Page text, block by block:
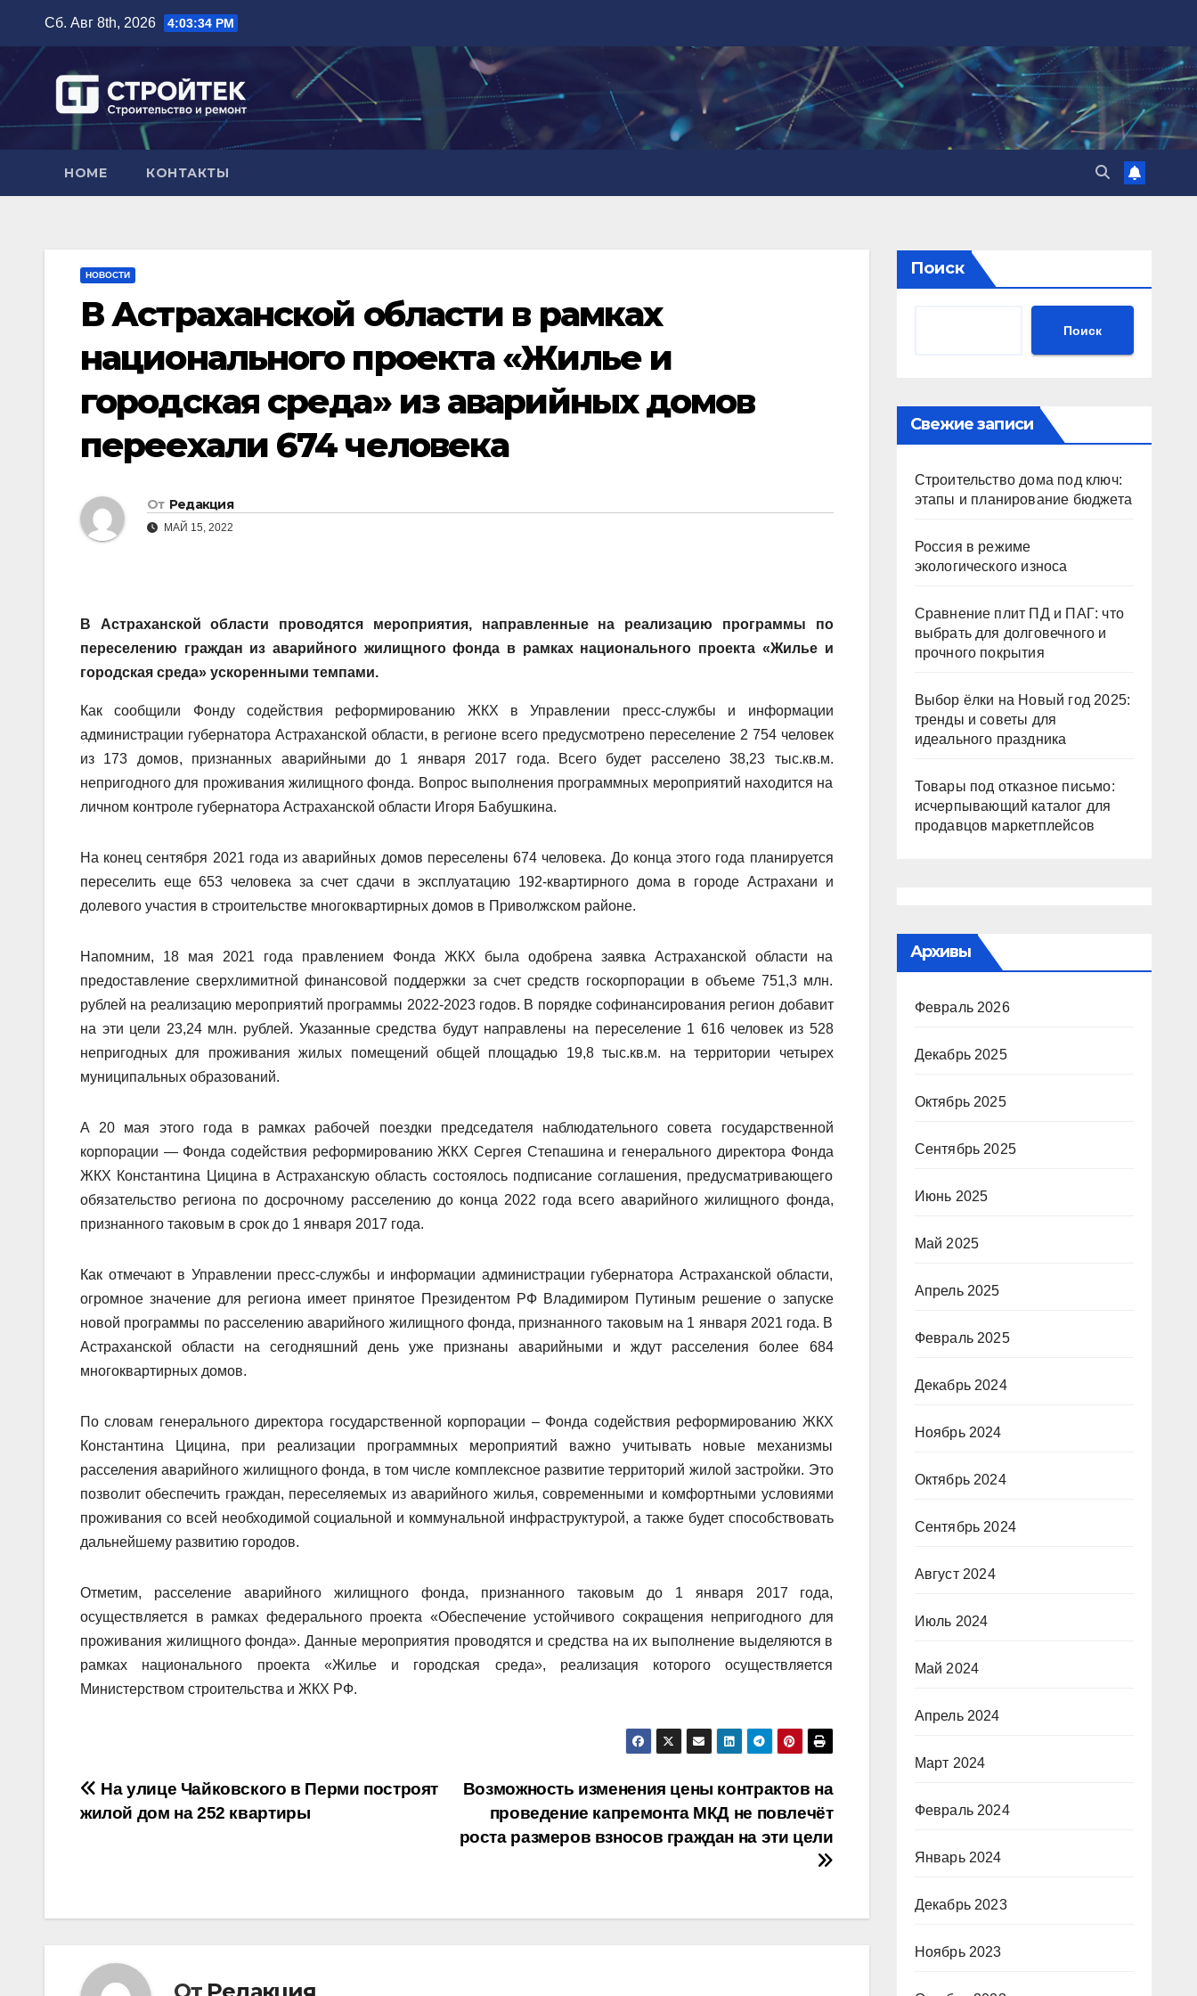
содержимому
Сб. Авг 8th, 2026 4:03:35 PM
HOME КОНТАКТЫ
НОВОСТИ
В Астраханской области в рамках
национального проекта «Жилье и
городская среда» из аварийных домов
переехали 674 человека
От Редакция
МАЙ 15, 2022
В Астраханской области проводятся мероприятия, направленные на реализацию программы по
переселению граждан из аварийного жилищного фонда в рамках национального проекта «Жилье и
городская среда» ускоренными темпами.
Как сообщили Фонду содействия реформированию ЖКХ в Управлении пресс-службы и информации
администрации губернатора Астраханской области, в регионе всего предусмотрено переселение 2 754 человек
из 173 домов, признанных аварийными до 1 января 2017 года. Всего будет расселено 38,23 тыс.кв.м.
непригодного для проживания жилищного фонда. Вопрос выполнения программных мероприятий находится на
личном контроле губернатора Астраханской области Игоря Бабушкина.
На конец сентября 2021 года из аварийных домов переселены 674 человека. До конца этого года планируется
переселить еще 653 человека за счет сдачи в эксплуатацию 192-квартирного дома в городе Астрахани и
долевого участия в строительстве многоквартирных домов в Приволжском районе.
Напомним, 18 мая 2021 года правлением Фонда ЖКХ была одобрена заявка Астраханской области на
предоставление сверхлимитной финансовой поддержки за счет средств госкорпорации в объеме 751,3 млн.
рублей на реализацию мероприятий программы 2022-2023 годов. В порядке софинансирования регион добавит
на эти цели 23,24 млн. рублей. Указанные средства будут направлены на переселение 1 616 человек из 528
непригодных для проживания жилых помещений общей площадью 19,8 тыс.кв.м. на территории четырех
муниципальных образований.
А 20 мая этого года в рамках рабочей поездки председателя наблюдательного совета государственной
корпорации — Фонда содействия реформированию ЖКХ Сергея Степашина и генерального директора Фонда
ЖКХ Константина Цицина в Астраханскую область состоялось подписание соглашения, предусматривающего
обязательство региона по досрочному расселению до конца 2022 года всего аварийного жилищного фонда,
признанного таковым в срок до 1 января 2017 года.
Как отмечают в Управлении пресс-службы и информации администрации губернатора Астраханской области,
огромное значение для региона имеет принятое Президентом РФ Владимиром Путиным решение о запуске
новой программы по расселению аварийного жилищного фонда, признанного таковым на 1 января 2021 года. В
Астраханской области на сегодняшний день уже признаны аварийными и ждут расселения более 684
многоквартирных домов.
По словам генерального директора государственной корпорации – Фонда содействия реформированию ЖКХ
Константина Цицина, при реализации программных мероприятий важно учитывать новые механизмы
расселения аварийного жилищного фонда, в том числе комплексное развитие территорий жилой застройки. Это
позволит обеспечить граждан, переселяемых из аварийного жилья, современными и комфортными условиями
проживания со всей необходимой социальной и коммунальной инфраструктурой, а также будет способствовать
дальнейшему развитию городов.
Отметим, расселение аварийного жилищного фонда, признанного таковым до 1 января 2017 года,
осуществляется в рамках федерального проекта «Обеспечение устойчивого сокращения непригодного для
проживания жилищного фонда». Данные мероприятия проводятся и средства на их выполнение выделяются в
рамках национального проекта «Жилье и городская среда», реализация которого осуществляется
Министерством строительства и ЖКХ РФ.
Навигация
Возможность изменения цены контрактов на
проведение капремонта МКД не повлечёт
роста размеров взносов граждан на эти цели
На улице Чайковского в Перми построят
жилой дом на 252 квартиры
Поиск
Поиск
Свежие записи
Строительство дома под ключ:
этапы и планирование бюджета
Россия в режиме
экологического износа
Сравнение плит ПД и ПАГ: что
выбрать для долговечного и
прочного покрытия
Выбор ёлки на Новый год 2025:
тренды и советы для
идеального праздника
Товары под отказное письмо:
исчерпывающий каталог для
продавцов маркетплейсов
Архивы
Февраль 2026
Декабрь 2025
Октябрь 2025
Сентябрь 2025
Июнь 2025
Май 2025
Апрель 2025
Февраль 2025
Декабрь 2024
Ноябрь 2024
Октябрь 2024
Сентябрь 2024
Август 2024
Июль 2024
Май 2024
Апрель 2024
Март 2024
Февраль 2024
Январь 2024
Декабрь 2023
Ноябрь 2023